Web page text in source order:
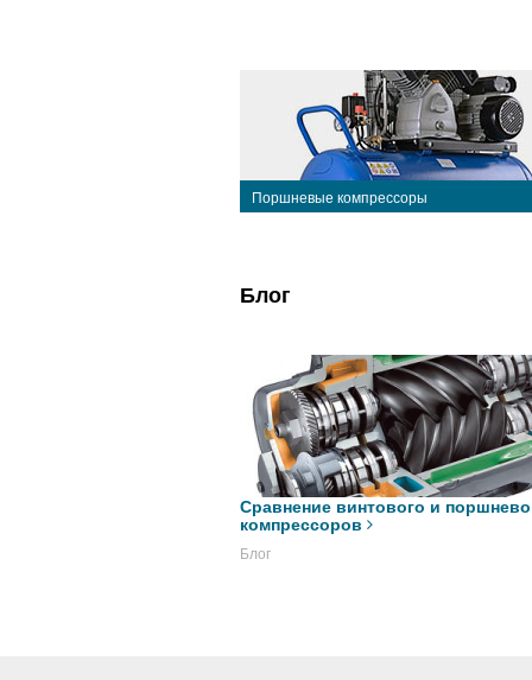
Поршневые компрессоры
Блог
Сравнение винтового и
компрессоров
Блог